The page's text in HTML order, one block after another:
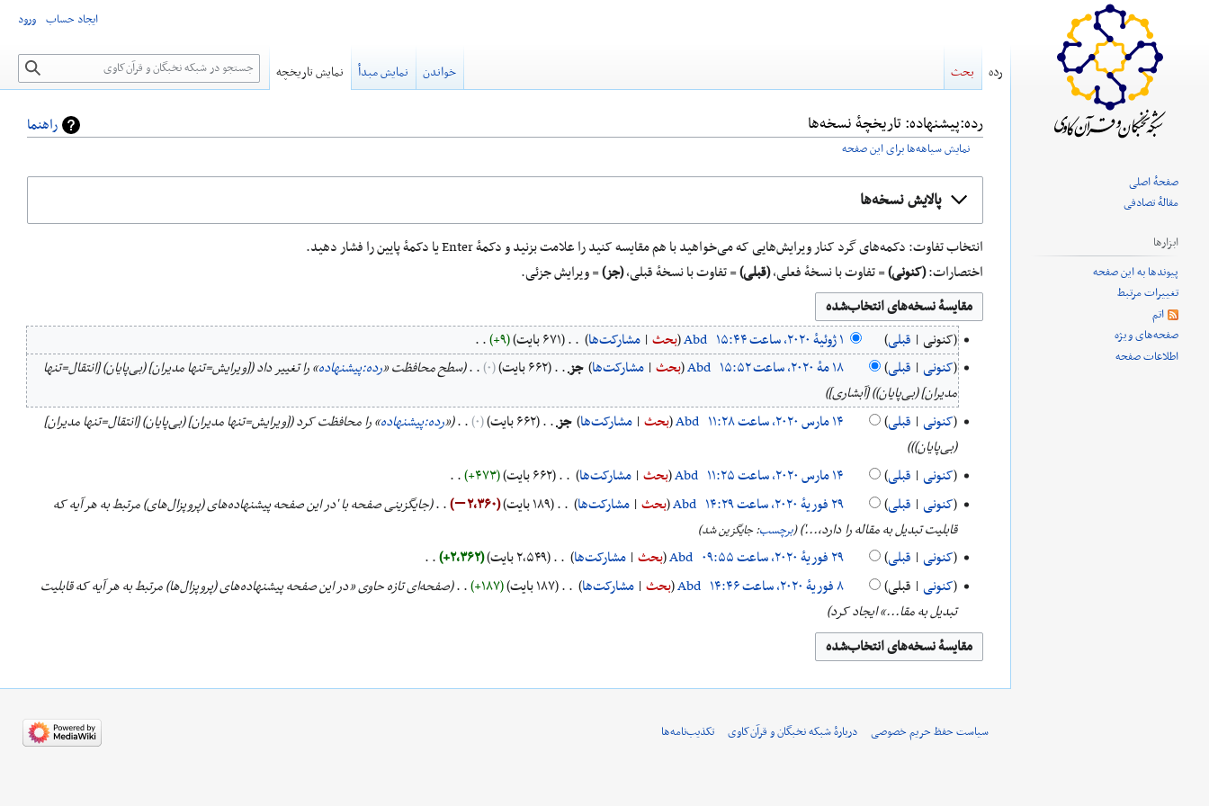
راهنما رده:پیشنهاده: تاریخچهٔ نسخه‌ها
نمایش سیاهه‌ها برای این صفحه
ناوبری
جستجو
پالایش نسخه‌ها
انتخاب تفاوت: دکمه‌های گرد کنار ویرایش‌هایی که می‌خواهید با هم مقایسه کنید را علامت بزنید و دکمهٔ Enter یا دکمهٔ پایین را فشار دهید.
اختصارات:(کنونی)= تفاوت با نسخهٔ فعلی،(قبلی)= تفاوت با نسخهٔ قبلی،(جز)= ویرایش جزئی.
ژوئیهٔ
کنونی قبلی Abd بحث مشارکت‌ها ۶۷۱ بایت +۹
ب
د
و
ن
خ
ل
ا
ص
ۀ
و
ی
ر
ا
ی
۲۰۲۰
کنونی قبلی Abd بحث مشارکت‌ها ‏جز ۶۶۲ بایت ۰ سطح محافظت «رده:پیشنهاده» را تغییر داد ([ویرایش=تنها مدیران] (بی‌پایان) [انتقال=تنها
مدیران] (بی‌پایان)) [آبشاری]
مارس
۲۰۲۰
کنونی قبلی Abd بحث مشارکت‌ها ‏جز ۶۶۲ بایت ۰ «رده:پیشنهاده» را محافظت کرد ([ویرایش=تنها مدیران] (بی‌پایان) [انتقال=تنها مدیران]
(بی‌پایان))
کنونی قبلی Abd بحث مشارکت‌ها ۶۶۲ بایت +۴۷۳
ب
د
و
ن
خ
ا
و
فوریهٔ
۲۰۲۰
کنونی قبلی Abd بحث مشارکت‌ها ۱۸۹ بایت −۲٬۳۶۰
جایگزینی صفحه با 'در این صفحه پیشنهاده‌های (پروپزال‌های) مرتبط به هر آیه که
قابلیت تبدیل به مقاله را دارد،...' برچسب:جایگزین شد
کنونی قبلی Abd بحث مشارکت‌ها ۲٬۵۴۹ بایت +۲٬۳۶۲
ب
د
و
ن
خ
ا
فوریهٔ
۲۰۲۰
کنونی قبلی Abd بحث مشارکت‌ها ۱۸۷ بایت +۱۸۷
صفحه‌ای تازه حاوی «در این صفحه پیشنهاده‌های (پروپزال‌ها) مرتبط به هر آیه که قابلیت
تبدیل به مقا...» ایجاد کرد
ایجاد حساب ورود
رده بحث خواندن نمایش مبدأ نمایش تاریخچه جستجو
صفحهٔ اصلی
مقالهٔ تصادفی
ابزارها
پیوندها به این صفحه
تغییرات مرتبط
اتم
صفحه‌های ویژه
اطلاعات صفحه
سیاست حفظ حریم خصوصی دربارهٔ شبکه نخبگان و قرآن‌کاوی تکذیب‌نامه‌ها